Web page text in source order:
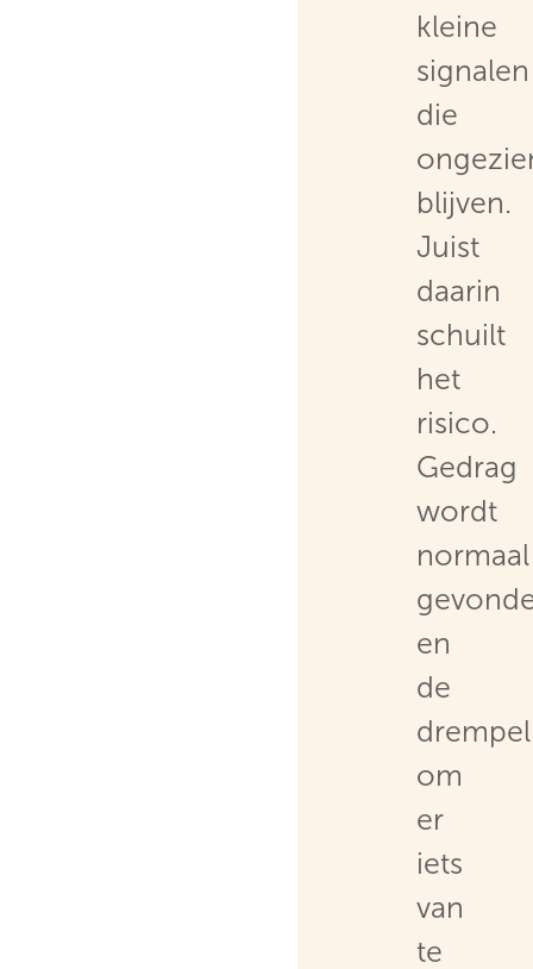
kleine
signalen
die
blijven.
Juist
daarin
schuilt
het
risico.
Gedrag
wordt
normaal
en
de
drempel
om
er
iets
van
te